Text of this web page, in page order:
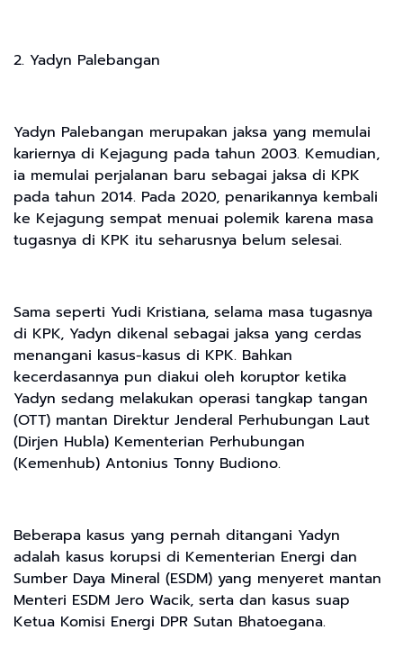
2. Yadyn Palebangan
Yadyn Palebangan merupakan jaksa yang memulai
kariernya di Kejagung pada tahun 2003. Kemudian,
ia memulai perjalanan baru sebagai jaksa di KPK
pada tahun 2014. Pada 2020, penarikannya kembali
ke Kejagung sempat menuai polemik karena masa
tugasnya di KPK itu seharusnya belum selesai.
Sama seperti Yudi Kristiana, selama masa tugasnya
di KPK, Yadyn dikenal sebagai jaksa yang cerdas
menangani kasus-kasus di KPK. Bahkan
kecerdasannya pun diakui oleh koruptor ketika
Yadyn sedang melakukan operasi tangkap tangan
(OTT) mantan Direktur Jenderal Perhubungan Laut
(Dirjen Hubla) Kementerian Perhubungan
(Kemenhub) Antonius Tonny Budiono.
Beberapa kasus yang pernah ditangani Yadyn
adalah kasus korupsi di Kementerian Energi dan
Sumber Daya Mineral (ESDM) yang menyeret mantan
Menteri ESDM Jero Wacik, serta dan kasus suap
Ketua Komisi Energi DPR Sutan Bhatoegana.